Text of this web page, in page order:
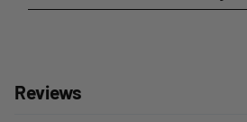
Reviews